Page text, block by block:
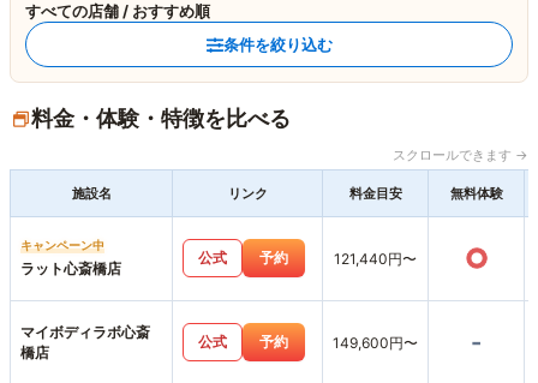
すべての店舗 / おすすめ順
条件を絞り込む
料金・体験・特徴を比べる
スクロールできます →
施設名 リンク 料金目安 無料体験
キャンペーン中
ラット心斎橋店
公式 予約 121,440円〜 ○
マイボディラボ心斎
橋店
公式 予約 149,600円〜 -